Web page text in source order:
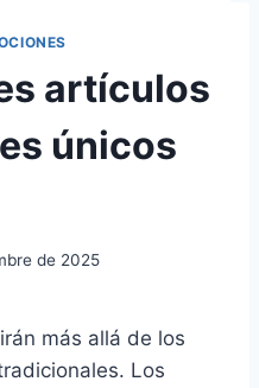
artículos
únicos
de 2025
más allá de los
Los